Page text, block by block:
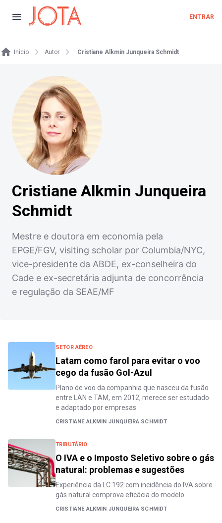
ENTRAR
Início Autor Cristiane Alkmin Junqueira Schmidt
Cristiane Alkmin Junqueira
Schmidt
Mestre e doutora em economia pela
EPGE/FGV, visiting scholar por Columbia/NYC,
vice-presidente da ABDE, ex-conselheira do
Cade e ex-secretária adjunta de concorrência
e regulação da SEAE/MF
SETOR AÉREO
Latam como farol para evitar o voo
cego da fusão Gol-Azul
Plano de voo da companhia que nasceu da fusão
entre LAN e TAM, em 2012, merece ser estudado
e adaptado por empresas
CRISTIANE ALKMIN JUNQUEIRA SCHMIDT
TRIBUTÁRIO
O IVA e o Imposto Seletivo sobre o gás
natural: problemas e sugestões
Experiência da LC 192 com incidência do IVA sobre
gás natural comprova eficácia do modelo
CRISTIANE ALKMIN JUNQUEIRA SCHMIDT